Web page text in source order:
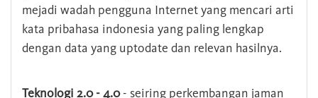
mejadi wadah pengguna Internet yang mencari arti
kata pribahasa indonesia yang paling lengkap
dengan data yang uptodate dan relevan hasilnya.
Teknologi 2.0 - 4.0- seiring perkembangan jaman